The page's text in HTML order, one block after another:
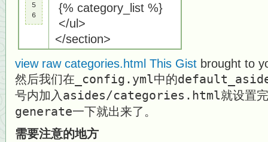
5
6
{% category_list %}
</ul>
</section>
view raw categories.html This Gist brought to
然后我们在 _config.yml中的
号内加入 asides/categories.html就设置
generate一下就出来了。
需要注意的地方